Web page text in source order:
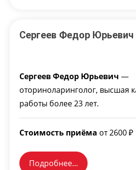
Сергеев Федор Юрьевич
Сергеев Федор Юрьевич —
оториноларинголог, высшая
работы более 23 лет.
Стоимость приёма от 2600 ₽
Подробнее...